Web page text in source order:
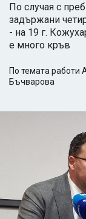
По случая с
задържани
- на 19 г.
е много кръв
По темата работи
Бъчварова